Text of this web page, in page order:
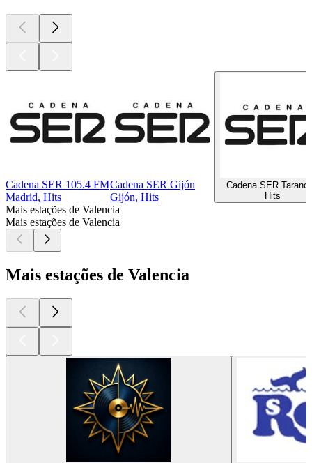
Cadena SER 105.4 FM
Madrid, Hits
Cadena SER Gijón
Gijón, Hits
Cadena SER
Hits
Mais estações de Valencia
Mais estações de Valencia
Mais estações de Valencia